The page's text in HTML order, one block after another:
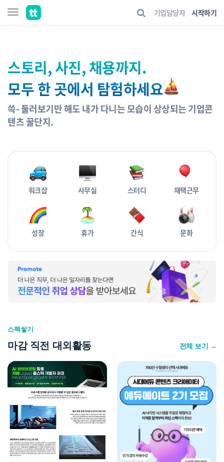
기업담당자 시작하기
스토리, 사진, 채용까지.
모두 한 곳에서 탐험하세요
쓱- 둘러보기만 해도 내가 다니는 모습이 상상되는 기업콘
텐츠 꿀단지.
워크샵 사무실 스터디 재택근무
성장 휴가 간식 문화
스펙쌓기
마감 직전 대외활동 전체 보기 →